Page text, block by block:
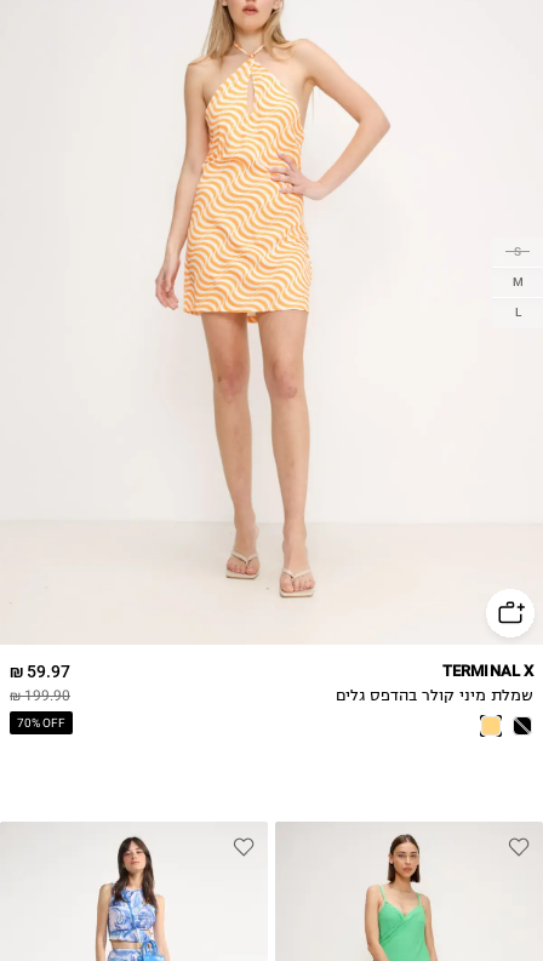
S
M
L
59.97 ₪
199.90 ₪
70% OFF
TERMINAL X
שמלת מיני קולר בהדפס גלים